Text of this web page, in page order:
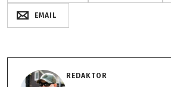
EMAIL
REDAKTOR